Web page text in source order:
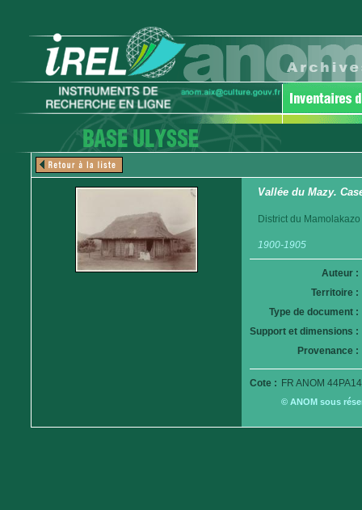
Vallée du Mazy.
District du Mamolakazo
1900-1905
Auteur :
Territoire :
Type de document :
Support et dimensions :
Provenance :
Cote : FR ANOM
© ANOM sous